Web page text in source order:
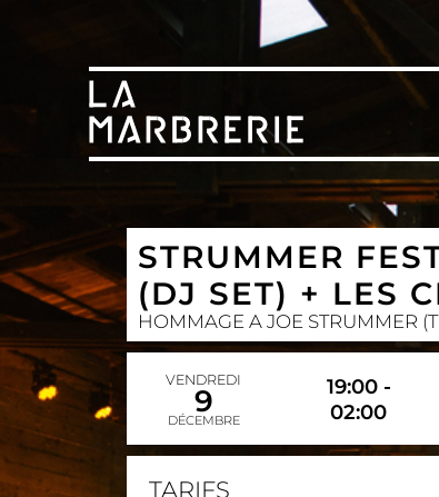
STRUMMER
(DJ SET) + LES
HOMMAGE A JOE STRUMMER
VENDREDI
9
DÉCEMBRE
19:00 -
02:00
TARIFS